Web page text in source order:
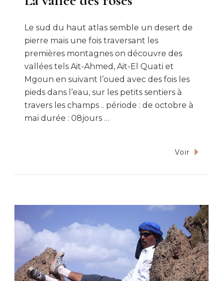
Le sud du haut atlas semble un desert de
pierre mais une fois traversant les
premières montagnes on découvre des
vallées tels Ait-Ahmed, Ait-El Quati et
Mgoun en suivant l’oued avec des fois les
pieds dans l’eau, sur les petits sentiers à
travers les champs .. période : de octobre à
mai durée : 08jours …
Voir